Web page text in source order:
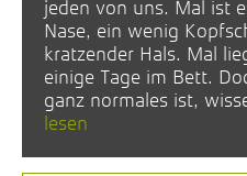
jeden von uns. Mal ist
Nase, ein wenig
kratzender Hals. Mal
einige Tage im Bett.
ganz normales ist,
lesen